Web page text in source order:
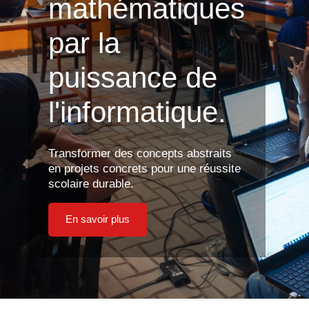
mathématiques
par la
puissance de
l'informatique.
Transformer des concepts abstraits
en projets concrets pour une réussite
scolaire durable.
En savoir plus